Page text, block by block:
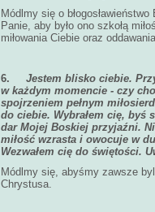
Módlmy się o
Panie, aby było ono szkołą
miłowania Ciebie oraz
6. Jestem blisko ciebie.
w każdym momencie - czy
spojrzeniem pełnym
do ciebie. Wybrałem cię, byś
dar Mojej Boskiej przyjaźni.
miłość wzrasta i owocuje w
Wezwałem cię do świętości.
Módlmy się, abyśmy zawsze
Chrystusa.